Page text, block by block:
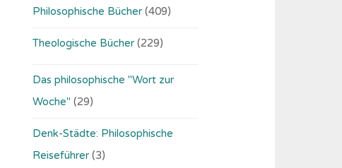
Philosophische Bücher (409)
Theologische Bücher (229)
Das philosophische "Wort zur
Woche" (29)
Denk-Städte: Philosophische
Reiseführer (3)